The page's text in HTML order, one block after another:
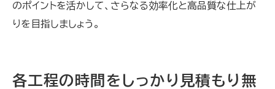
のポイントを活かして、さらなる効率化と高品質な仕上が
りを目指しましょう。
各工程の時間をしっかり見積もり無